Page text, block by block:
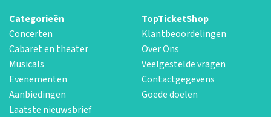
Categorieën
Concerten
Cabaret en theater
Musicals
Evenementen
Aanbiedingen
Laatste nieuwsbrief
TopTicketShop
Klantbeoordelingen
Over Ons
Veelgestelde vragen
Contactgegevens
Goede doelen